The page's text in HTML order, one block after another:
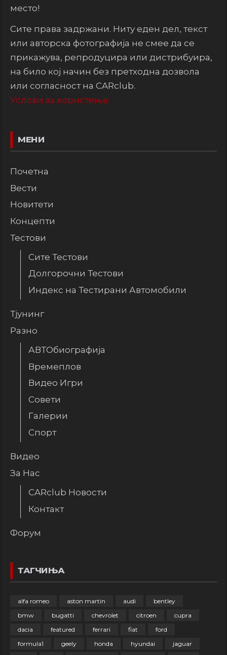
место!
Сите права задржани. Ниту еден дел, текст
или авторска фотографија не смее да се
прикажува, репродуцира или дистрибуира,
на било кој начин без претходна дозвола
или согласност на CARclub.
Услови за користење.
МЕНИ
Почетна
Вести
Новитети
Концепти
Тестови
Сите Тестови
Долгорочни Тестови
Индекс на Тестирани Автомобили
Тјунинг
Разно
АВТОбиографија
Времеплов
Видео Игри
Совети
Галерии
Спорт
Видео
За Нас
CARclub Новости
Контакт
Форум
ТАГЧИЊА
alfa romeo aston martin audi
bentley
bmw
bugatti chevrolet citroen
cupra
dacia
featured ferrari fiat
ford
formula1
geely honda hyundai
jaguar